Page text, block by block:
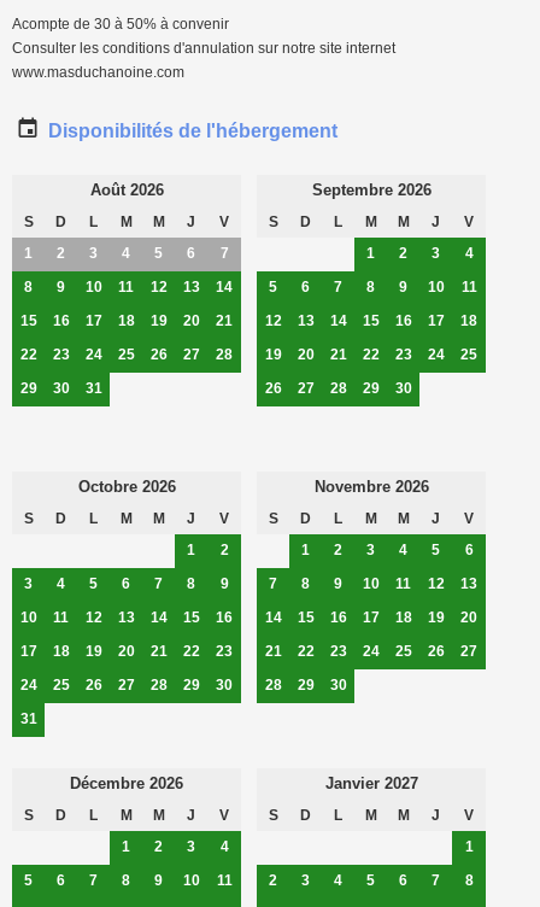
Acompte de 30 à 50% à convenir
Consulter les conditions d'annulation sur notre site internet
www.masduchanoine.com
Disponibilités de l'hébergement
Août 2026
S D L M M J
V
1
2 3 4 5 6
7
8
9 10 11 12 13
14
15
16 17 18 19 20
21
22
23 24 25 26 27
28
29
30 31
Septembre 2026
S D L M M J
V
1
2 3
4
5
6 7 8 9 10
11
12
13 14 15 16 17
18
19
20 21 22 23 24
25
26
27 28 29 30
Octobre 2026
S D L M M J
V
1
2
3
4 5 6 7 8
9
10
11 12 13 14 15
16
17
18 19 20 21 22
23
24
25 26 27 28 29
30
31
Novembre 2026
S D L M M J
V
1
2 3 4 5
6
7
8 9 10 11 12
13
14
15 16 17 18 19
20
21
22 23 24 25 26
27
28
29 30
Décembre 2026
S D L M M J
V
1
2 3
4
5
6 7 8 9 10
11
Janvier 2027
S D L M M J
V
1
2
3 4 5 6 7
8